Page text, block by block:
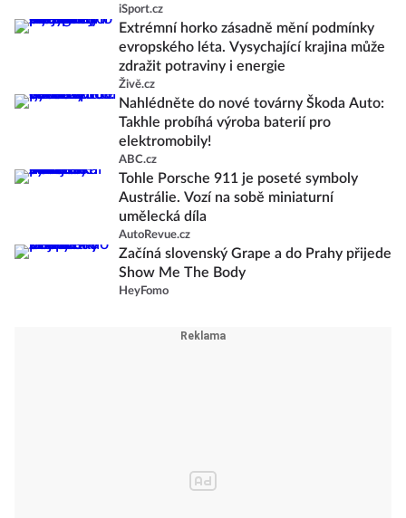
iSport.cz
Extrémní horko zásadně mění podmínky
evropského léta. Vysychající krajina může
zdražit potraviny i energie
Živě.cz
Nahlédněte do nové továrny Škoda Auto:
Takhle probíhá výroba baterií pro
elektromobily!
ABC.cz
Tohle Porsche 911 je poseté symboly
Austrálie. Vozí na sobě miniaturní
umělecká díla
AutoRevue.cz
Začíná slovenský Grape a do Prahy přijede
Show Me The Body
HeyFomo